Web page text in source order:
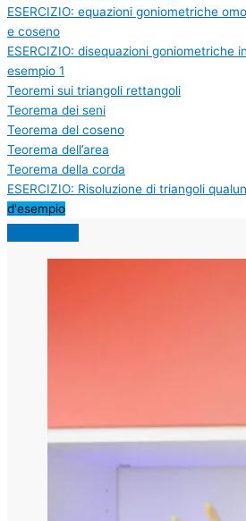
ESERCIZIO: equazioni goniometriche
e coseno
ESERCIZIO: disequazioni goniometriche
esempio 1
Teoremi sui triangoli rettangoli
Teorema dei seni
Teorema del coseno
Teorema dell’area
Teorema della corda
ESERCIZIO: Risoluzione di triangoli
d'esempio